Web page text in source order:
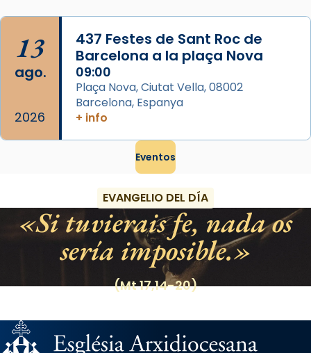
13
ago.
2026
437 Festes de Sant Roc de
Barcelona a la plaça Nova
09:00
Plaça Nova, Ciutat Vella, 08002
Barcelona, Espanya
+ info
Eventos
EVANGELIO DEL DÍA
Si tuvierais fe, nada os
sería imposible.
(Mt 17,14-20)